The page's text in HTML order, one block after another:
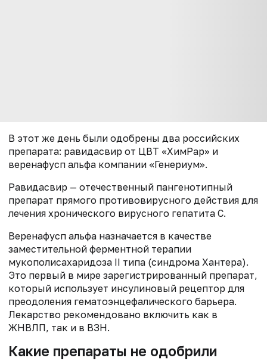
В этот же день были одобрены два российских
препарата: равидасвир от ЦВТ «ХимРар» и
веренафусп альфа компании «Генериум».
Равидасвир — отечественный пангенотипный
препарат прямого противовирусного действия для
лечения хронического вирусного гепатита С.
Веренафусп альфа назначается в качестве
заместительной ферментной терапии
мукополисахаридоза II типа (синдрома Хантера).
Это первый в мире зарегистрированный препарат,
который использует инсулиновый рецептор для
преодоления гематоэнцефалического барьера.
Лекарство рекомендовано включить как в
ЖНВЛП, так и в ВЗН.
Какие препараты не одобрили